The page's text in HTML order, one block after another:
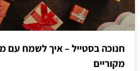
חנוכה בסטייל – איך לשמח עם
מקוריים